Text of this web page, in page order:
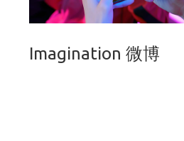
Imagination 微博